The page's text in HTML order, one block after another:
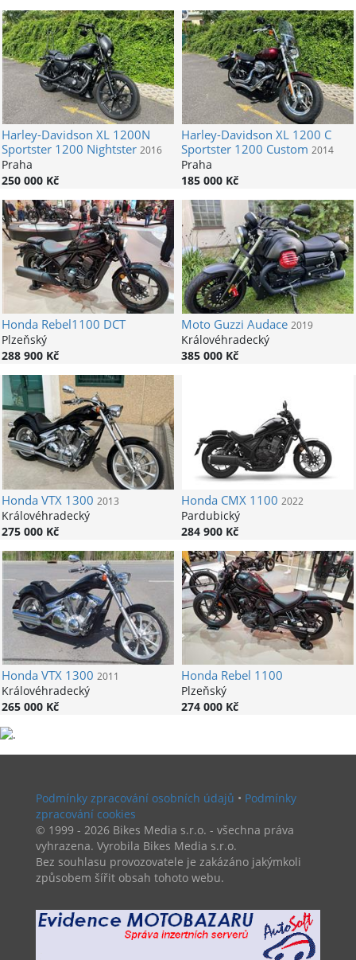
Harley-Davidson XL 1200N
Sportster 1200 Nightster 2016
Praha
250 000 Kč
Harley-Davidson XL 1200 C
Sportster 1200 Custom 2014
Praha
185 000 Kč
HondaRebel1100 DCT
Plzeňský
288 900 Kč
Moto Guzzi Audace 2019
Královéhradecký
385 000 Kč
HondaVTX 1300 2013
Královéhradecký
275 000 Kč
HondaCMX 1100 2022
Pardubický
284 900 Kč
HondaVTX 1300 2011
Královéhradecký
265 000 Kč
HondaRebel 1100
Plzeňský
274 000 Kč
Podmínky zpracování osobních údajů • Podmínky
zpracování cookies
© 1999 - 2026 Bikes Media s.r.o. - všechna práva
vyhrazena. Vyrobila Bikes Media s.r.o.
Bez souhlasu provozovatele je zakázáno jakýmkoli
způsobem šířit obsah tohoto webu.